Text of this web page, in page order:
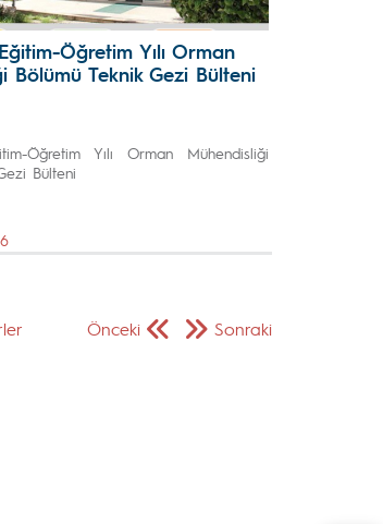
Öğretim Yılı Orman
Bölümü Teknik Gezi Bülteni
Öğretim Yılı Orman Mühendisliği
Bülteni
Önceki Sonraki